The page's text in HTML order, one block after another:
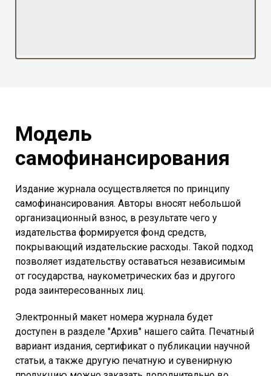
Модель
самофинансирования
Издание журнала осуществляется по принципу
самофинансирования. Авторы вносят небольшой
организационный взнос, в результате чего у
издательства формируется фонд средств,
покрывающий издательские расходы. Такой подход
позволяет издательству оставаться независимым
от государства, наукометрических баз и другого
рода заинтересованных лиц.
Электронный макет номера журнала будет
доступен в разделе "Архив" нашего сайта. Печатный
вариант издания, сертификат о публикации научной
статьи, а также другую печатную и сувенирную